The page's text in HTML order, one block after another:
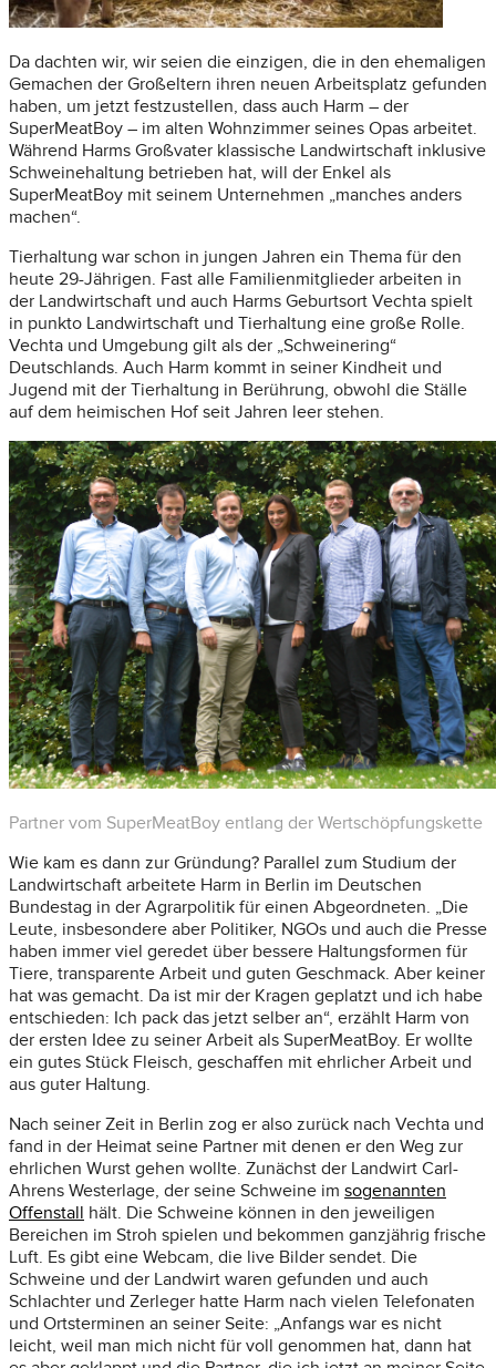
Da dachten wir, wir seien die einzigen, die in den ehemaligen
Gemachen der Großeltern ihren neuen Arbeitsplatz gefunden
haben, um jetzt festzustellen, dass auch Harm – der
SuperMeatBoy – im alten Wohnzimmer seines Opas arbeitet.
Während Harms Großvater klassische Landwirtschaft inklusive
Schweinehaltung betrieben hat, will der Enkel als
SuperMeatBoy mit seinem Unternehmen „manches anders
machen“.
Tierhaltung war schon in jungen Jahren ein Thema für den
heute 29-Jährigen. Fast alle Familienmitglieder arbeiten in
der Landwirtschaft und auch Harms Geburtsort Vechta spielt
in punkto Landwirtschaft und Tierhaltung eine große Rolle.
Vechta und Umgebung gilt als der „Schweinering“
Deutschlands. Auch Harm kommt in seiner Kindheit und
Jugend mit der Tierhaltung in Berührung, obwohl die Ställe
auf dem heimischen Hof seit Jahren leer stehen.
Partner vom SuperMeatBoy entlang der Wertschöpfungskette
Wie kam es dann zur Gründung? Parallel zum Studium der
Landwirtschaft arbeitete Harm in Berlin im Deutschen
Bundestag in der Agrarpolitik für einen Abgeordneten. „Die
Leute, insbesondere aber Politiker, NGOs und auch die Presse
haben immer viel geredet über bessere Haltungsformen für
Tiere, transparente Arbeit und guten Geschmack. Aber keiner
hat was gemacht. Da ist mir der Kragen geplatzt und ich habe
entschieden: Ich pack das jetzt selber an“, erzählt Harm von
der ersten Idee zu seiner Arbeit als SuperMeatBoy. Er wollte
ein gutes Stück Fleisch, geschaffen mit ehrlicher Arbeit und
aus guter Haltung.
Nach seiner Zeit in Berlin zog er also zurück nach Vechta und
fand in der Heimat seine Partner mit denen er den Weg zur
ehrlichen Wurst gehen wollte. Zunächst der Landwirt Carl-
Ahrens Westerlage, der seine Schweine im sogenannten
Offenstall hält. Die Schweine können in den jeweiligen
Bereichen im Stroh spielen und bekommen ganzjährig frische
Luft. Es gibt eine Webcam, die live Bilder sendet. Die
Schweine und der Landwirt waren gefunden und auch
Schlachter und Zerleger hatte Harm nach vielen Telefonaten
und Ortsterminen an seiner Seite: „Anfangs war es nicht
leicht, weil man mich nicht für voll genommen hat, dann hat